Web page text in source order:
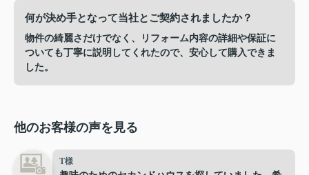
何が決め手となって当社とご契約されましたか？
物件の綺麗さだけでなく、リフォーム内容の詳細や保証に
ついても丁寧に説明してくれたので、安心して購入できま
した。
他のお客様の声を見る
T様